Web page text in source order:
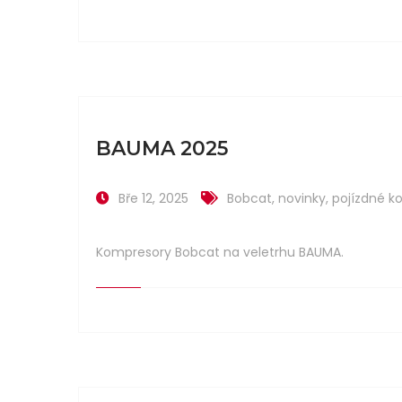
BAUMA 2025
Bře 12, 2025 Bobcat, novinky, pojízdné
Kompresory Bobcat na veletrhu BAUMA.